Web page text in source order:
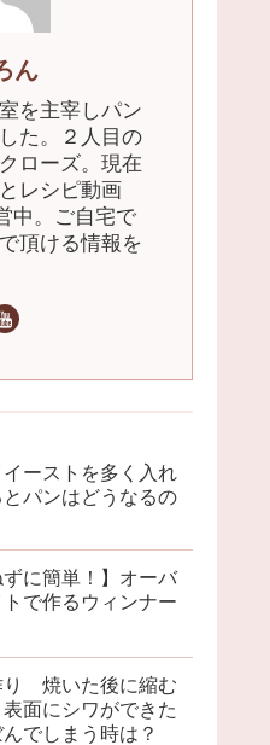
ん
を主宰しパン
た。２人目の
ローズ。現在
レシピ動画
中。ご自宅で
頂ける情報を
イーストを多く入れ
パンはどうなるの
ずに簡単！】オーバ
で作るウィンナー
り 焼いた後に縮む
面にシワができた
んでしまう時は？